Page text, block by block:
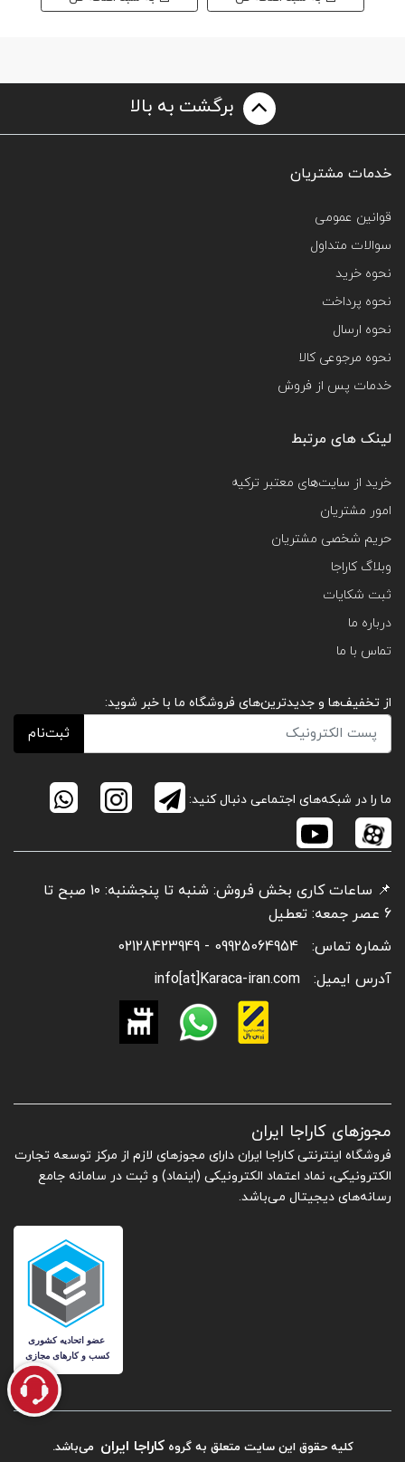
برگشت به بالا
خدمات مشتریان
قوانین عمومی
سوالات متداول
نحوه خرید
نحوه پرداخت
نحوه ارسال
نحوه مرجوعی کالا
خدمات پس از فروش
لینک های مرتبط
خرید از سایت‌های معتبر ترکیه
امور مشتریان
حریم شخصی مشتریان
وبلاگ کاراجا
ثبت شکایات
درباره ما
تماس با ما
از تخفیف‌ها و جدیدترین‌های فروشگاه ما با خبر شوید:
ثبت‌نام
ما را در شبکه‌های اجتماعی دنبال کنید:
📌 ساعات کاری بخش فروش: شنبه تا پنجشنبه: ۱۰ صبح تا
6 عصر جمعه: تعطیل
شماره تماس:
09925064954 - 02128423949
آدرس ایمیل:
info[at]Karaca-iran.com
مجوزهای کاراجا ایران
فروشگاه اینترنتی کاراجا ایران دارای مجوزهای لازم از مرکز توسعه تجارت
الکترونیکی، نماد اعتماد الکترونیکی (اینماد) و ثبت در سامانه جامع
رسانه‌های دیجیتال می‌باشد.
کلیه حقوق این سایت متعلق به گروه کاراجا ایران می‌باشد.